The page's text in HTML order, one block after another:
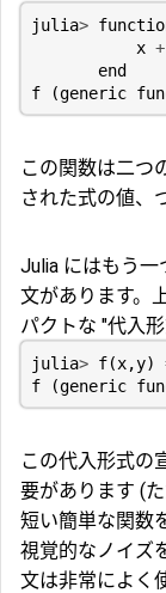
julia>
x +
end
f
(generic
この関数は二つ
された式の値、
Julia にはもう
文があります。
パクトな "代入
julia> f(x,y)
f
(generic
この代入形式の
要があります (
短い簡単な関数
視覚的なノイズ
文は非常によく